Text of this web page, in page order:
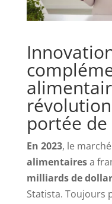
portée
En 2023, le
alimentairesa
milliards de
Statista. Toujours